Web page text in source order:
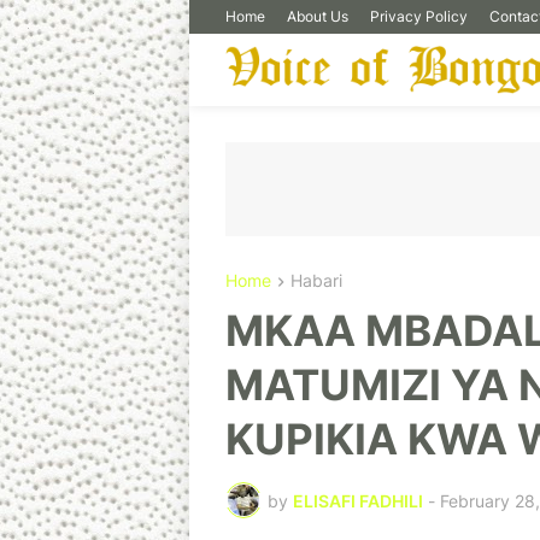
Home About Us Privacy Policy
Home Habari
MKAA
MATUMIZI YA
KUPIKIA KWA
by ELISAFI FADHILI - February